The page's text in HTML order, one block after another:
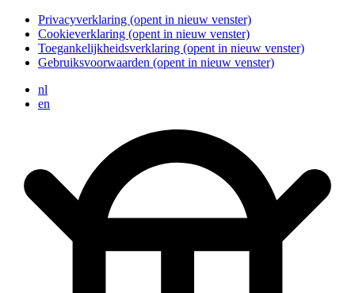
Privacyverklaring (opent in nieuw venster)
Cookieverklaring (opent in nieuw venster)
Toegankelijkheidsverklaring (opent in nieuw venster)
Gebruiksvoorwaarden (opent in nieuw venster)
nl
en